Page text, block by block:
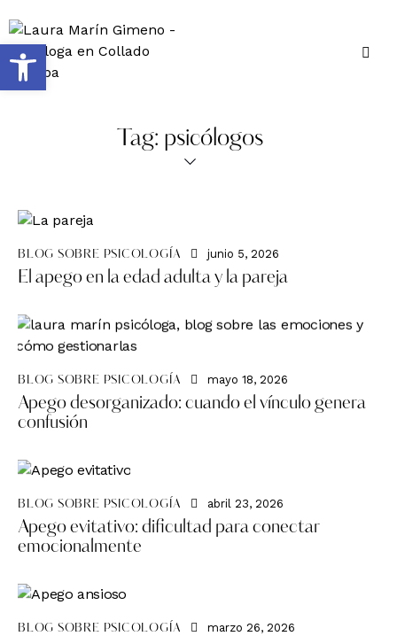
Tag: psicólogos
BLOG SOBRE PSICOLOGÍA junio 5, 2026
El apego en la edad adulta y la pareja
BLOG SOBRE PSICOLOGÍA mayo 18, 2026
Apego desorganizado: cuando el vínculo genera
confusión
BLOG SOBRE PSICOLOGÍA abril 23, 2026
Apego evitativo: dificultad para conectar
emocionalmente
BLOG SOBRE PSICOLOGÍA marzo 26, 2026
Abrir barra de herramientas